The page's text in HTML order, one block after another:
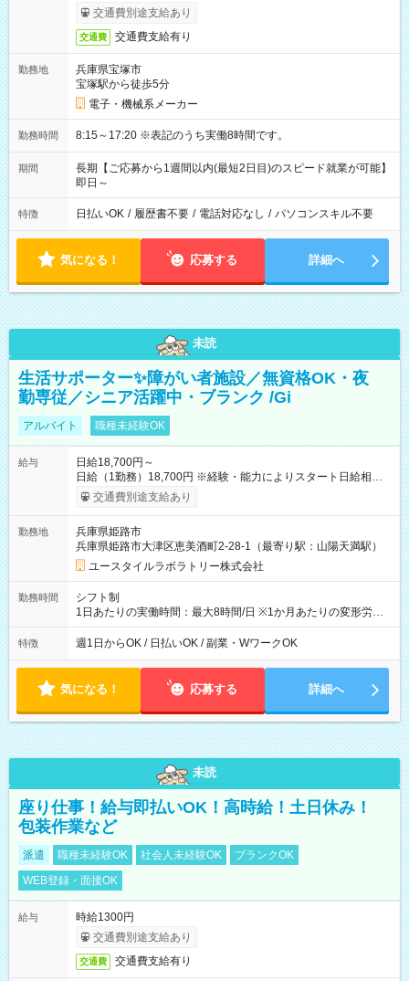
交通費別途支給あり
交通費 交通費支給有り
勤務地
兵庫県宝塚市
宝塚駅から徒歩5分
電子・機械系メーカー
勤務時間 8:15～17:20 ※表記のうち実働8時間です。
期間
長期【ご応募から1週間以内(最短2日目)のスピード就業が可能】
即日～
特徴 日払いOK / 履歴書不要 / 電話対応なし / パソコンスキル不要
気になる！ 応募する 詳細へ
未読
生活サポーター✨障がい者施設／無資格OK・夜
勤専従／シニア活躍中・ブランク /Gi
アルバイト 職種未経験OK
給与
日給18,700円～
日給（1勤務）18,700円 ※経験・能力によりスタート日給相談
可・昇給可 【試用期間】試用期間あり 試用期間の長さ：3ヶ月
雇用形態、給与は本採用時と同じです。
交通費別途支給あり
勤務地
兵庫県姫路市
兵庫県姫路市大津区恵美酒町2-28-1（最寄り駅：山陽天満駅）
ユースタイルラボラトリー株式会社
勤務時間
シフト制
1日あたりの実働時間：最大8時間/日 ※1か月あたりの変形労働
制（週平均40時間以内） 夜勤：17:00-翌09:00（休憩2時間）
特徴 週1日からOK / 日払いOK / 副業・WワークOK
気になる！ 応募する 詳細へ
未読
座り仕事！給与即払いOK！高時給！土日休み！
包装作業など
派遣 職種未経験OK 社会人未経験OK
ブランクOK
WEB登録・面接OK
給与
時給1300円
交通費別途支給あり
交通費 交通費支給有り